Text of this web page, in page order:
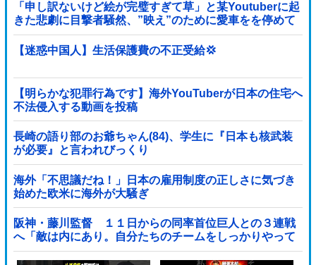
「申し訳ないけど絵が完璧すぎて草」と某Youtuberに起
きた悲劇に目撃者騒然、”映え”のために愛車をを停めて
撮影していたら……
【迷惑中国人】生活保護費の不正受給💢
【明らかな犯罪行為です】海外YouTuberが日本の住宅へ
不法侵入する動画を投稿
長崎の語り部のお爺ちゃん(84)、学生に『日本も核武装
が必要』と言われびっくり
海外「不思議だね！」日本の雇用制度の正しさに気づき
始めた欧米に海外が大騒ぎ
阪神・藤川監督 １１日からの同率首位巨人との３連戦
へ「敵は内にあり。自分たちのチームをしっかりやって
いく」他